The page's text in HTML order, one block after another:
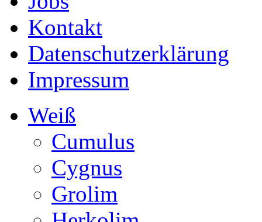
Kontakt
Datenschutzerklärung
Impressum
Weiß
Cumulus
Cygnus
Grolim